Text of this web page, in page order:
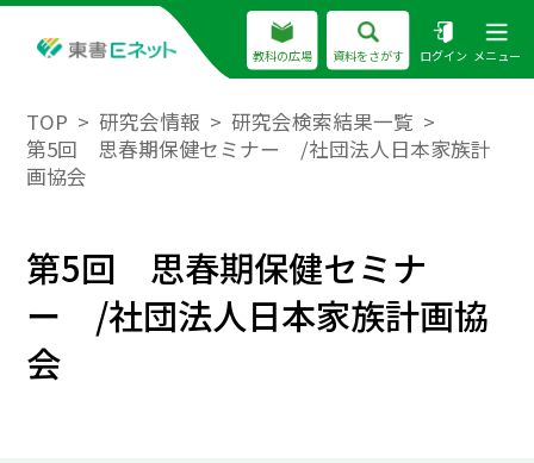
教科の広場 資料をさがす ログイン メニュー
TOP 研究会情報
研究会検索結果一覧
第5回 思春期保健セミナー /社団法人日本家族計
画協会
第5回 思春期保健セミナ
ー /社団法人日本家族計画協
会